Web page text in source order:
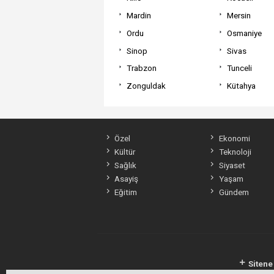
Mardin
Mersin
Ordu
Osmaniye
Sinop
Sivas
Trabzon
Tunceli
Zonguldak
Kütahya
Özel
Ekonomi
Kültür
Teknoloji
Sağlık
Siyaset
Asayiş
Yaşam
Eğitim
Gündem
Sitene